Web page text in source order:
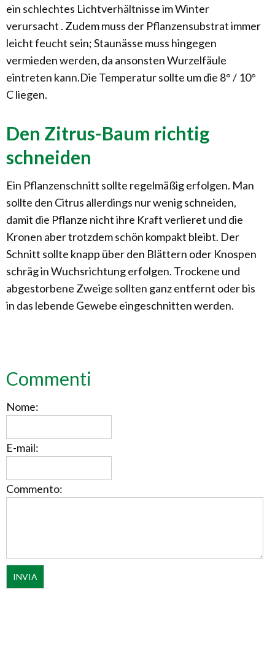
ein schlechtes Lichtverhältnisse im Winter
verursacht . Zudem muss der Pflanzensubstrat immer
leicht feucht sein; Staunässe muss hingegen
vermieden werden, da ansonsten Wurzelfäule
eintreten kann.Die Temperatur sollte um die 8° / 10°
C liegen.
Den Zitrus-Baum richtig
schneiden
Ein Pflanzenschnitt sollte regelmäßig erfolgen. Man
sollte den Citrus allerdings nur wenig schneiden,
damit die Pflanze nicht ihre Kraft verlieret und die
Kronen aber trotzdem schön kompakt bleibt. Der
Schnitt sollte knapp über den Blättern oder Knospen
schräg in Wuchsrichtung erfolgen. Trockene und
abgestorbene Zweige sollten ganz entfernt oder bis
in das lebende Gewebe eingeschnitten werden.
Commenti
Nome:
E-mail:
Commento: